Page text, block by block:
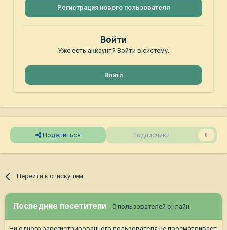
Регистрация нового пользователя
Войти
Уже есть аккаунт? Войти в систему.
Войти
Поделиться Подписчики 0
Перейти к списку тем
Последние посетители 0 пользователей онлайн